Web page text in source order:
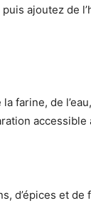
ajoutez de
farine, de
accessible
d’épices et